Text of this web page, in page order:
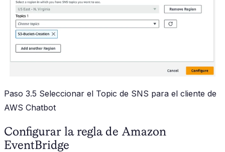
Paso 3.5 Seleccionar el Topic de SNS para el cliente de
AWS Chatbot
Configurar la regla de Amazon
EventBridge